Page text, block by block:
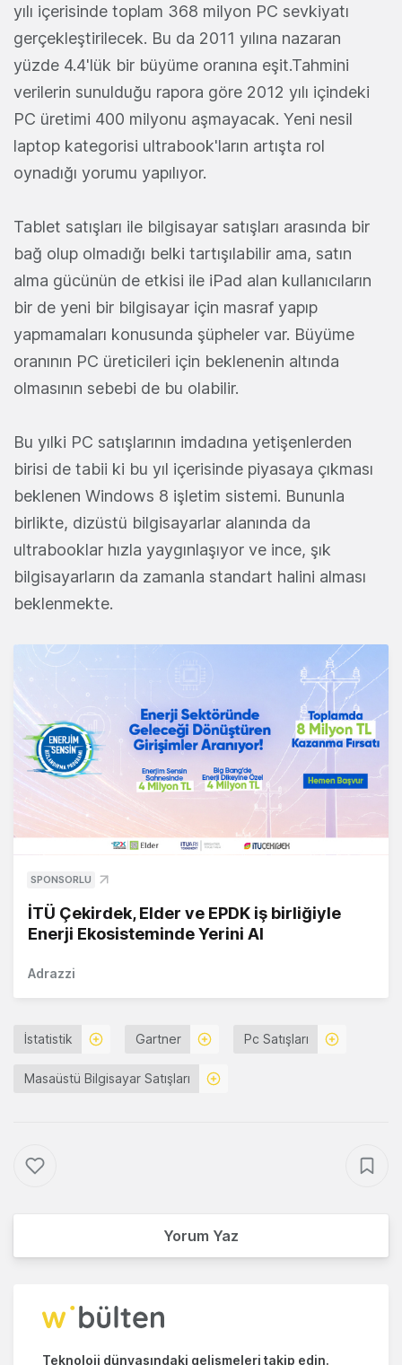
yılı içerisinde toplam 368 milyon PC sevkiyatı
gerçekleştirilecek. Bu da 2011 yılına nazaran
yüzde 4.4'lük bir büyüme oranına eşit.Tahmini
verilerin sunulduğu rapora göre 2012 yılı içindeki
PC üretimi 400 milyonu aşmayacak. Yeni nesil
laptop kategorisi ultrabook'ların artışta rol
oynadığı yorumu yapılıyor.
Tablet satışları ile bilgisayar satışları arasında bir
bağ olup olmadığı belki tartışılabilir ama, satın
alma gücünün de etkisi ile iPad alan kullanıcıların
bir de yeni bir bilgisayar için masraf yapıp
yapmamaları konusunda şüpheler var. Büyüme
oranının PC üreticileri için beklenenin altında
olmasının sebebi de bu olabilir.
Bu yılki PC satışlarının imdadına yetişenlerden
birisi de tabii ki bu yıl içerisinde piyasaya çıkması
beklenen Windows 8 işletim sistemi. Bununla
birlikte, dizüstü bilgisayarlar alanında da
ultrabooklar hızla yaygınlaşıyor ve ince, şık
bilgisayarların da zamanla standart halini alması
beklenmekte.
SPONSORLU
İTÜ Çekirdek, Elder ve EPDK iş birliğiyle
Enerji Ekosisteminde Yerini Al
Adrazzi
İstatistik Gartner Pc Satışları
Masaüstü Bilgisayar Satışları
Yorum Yaz
Teknoloji dünyasındaki gelişmeleri takip edin.